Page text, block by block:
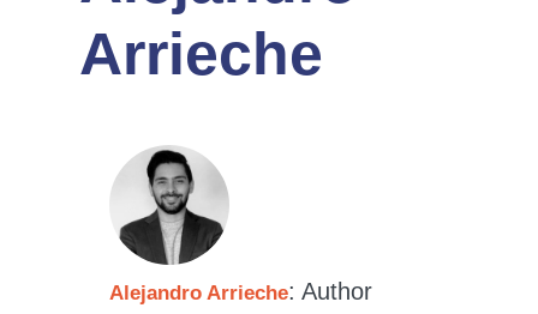
Arrieche
Alejandro Arrieche: Author